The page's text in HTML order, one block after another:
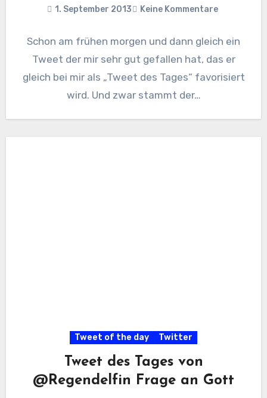
1. September 2013 Keine Kommentare
Schon am frühen morgen und dann gleich ein
Tweet der mir sehr gut gefallen hat, das er
gleich bei mir als „Tweet des Tages“ favorisiert
wird. Und zwar stammt der…
Tweet of the day Twitter
Tweet des Tages von
@Regendelfin Frage an Gott